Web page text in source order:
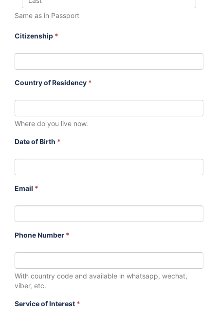
Same as in Passport
Citizenship *
Country of Residency *
Where do you live now.
Date of Birth *
Email *
Phone Number *
With country code and available in whatsapp, wechat,
viber, etc.
Service of Interest *